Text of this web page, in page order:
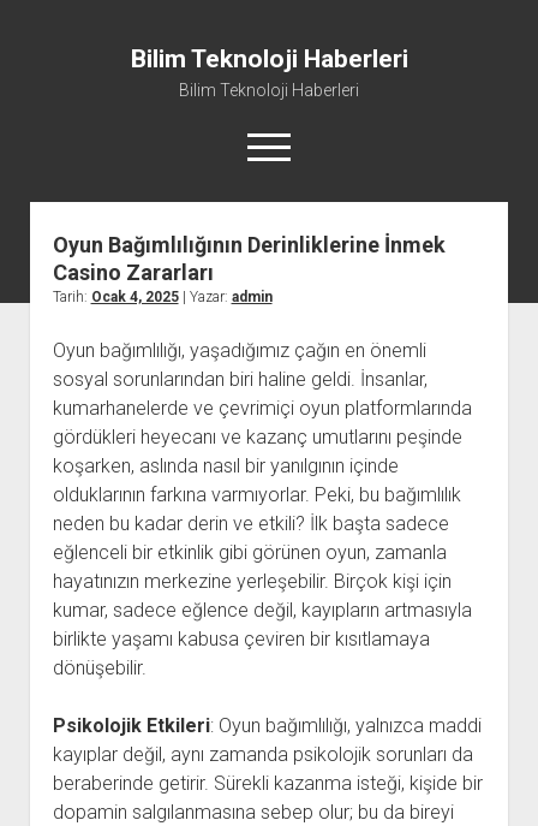
Bilim Teknoloji Haberleri
Bilim Teknoloji Haberleri
menüyü
aç
Liste
Twitter Izlenme Arttırma Parasız
Oyun Bağımlılığının Derinliklerine İnmek
Casino Zararları
Tarih: Ocak 4, 2025| Yazar: admin
Oyun bağımlılığı, yaşadığımız çağın en önemli
sosyal sorunlarından biri haline geldi. İnsanlar,
kumarhanelerde ve çevrimiçi oyun platformlarında
gördükleri heyecanı ve kazanç umutlarını peşinde
koşarken, aslında nasıl bir yanılgının içinde
olduklarının farkına varmıyorlar. Peki, bu bağımlılık
neden bu kadar derin ve etkili? İlk başta sadece
eğlenceli bir etkinlik gibi görünen oyun, zamanla
hayatınızın merkezine yerleşebilir. Birçok kişi için
kumar, sadece eğlence değil, kayıpların artmasıyla
birlikte yaşamı kabusa çeviren bir kısıtlamaya
dönüşebilir.
Psikolojik Etkileri: Oyun bağımlılığı, yalnızca maddi
kayıplar değil, aynı zamanda psikolojik sorunları da
beraberinde getirir. Sürekli kazanma isteği, kişide bir
dopamin salgılanmasına sebep olur; bu da bireyi